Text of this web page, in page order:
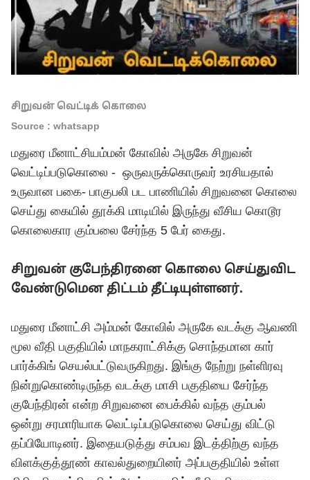
சிறுவன் வெட்டிக் கொலை
Source : whatsapp
மதுரை மீனாட்சியம்மன் கோவில் அருகே சிறுவன்
வெட்டிப்படுகொலை - ஒருவருக்கொருவர் உரசியதால்
உருவான பகை- பாகுபலி பட பாணியில் சிறுவனை கொலை
செய்து கையில் தூக்கி மாடியில் இருந்து வீசிய கொடூர
கொலைகார கும்பலை சேர்ந்த 5 பேர் கைது.
சிறுவன் குபேந்திரனை கொலை செய்துவிட
வேண்டுமென திட்டம் தீட்டியுள்ளனர்.
மதுரை மீனாட்சி அம்மன் கோவில் அருகே வடக்கு ஆவணி
மூல வீதி பகுதியில் மாநகராட்சிக்கு சொந்தமான கார்
பார்க்கிங் செயல்பட்டுவருகிறது. இங்கு நேற்று நள்ளிரவு
நின்றுகொண்டிருந்த வடக்கு மாசி பகுதியை சேர்ந்த
குபேந்திரன் என்ற சிறுவனை பைக்கில் வந்த கும்பல்
ஒன்று சரமாரியாக வெட்டிப்படுகொலை செய்து விட்டு
தப்பியோடினர். இதையடுத்து சம்பவ இடத்திற்கு வந்த
விளக்குத்தூண் காவல்துறையினர் அப்பகுதியில் உள்ள